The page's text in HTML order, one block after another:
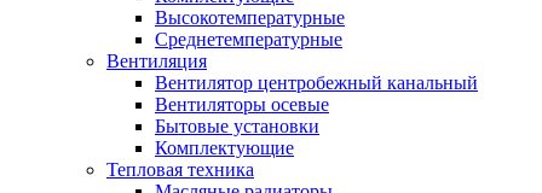
Высокотемпературные
Среднетемпературные
Вентиляция
Вентилятор центробежный канальный
Вентиляторы осевые
Бытовые установки
Комплектующие
Тепловая техника